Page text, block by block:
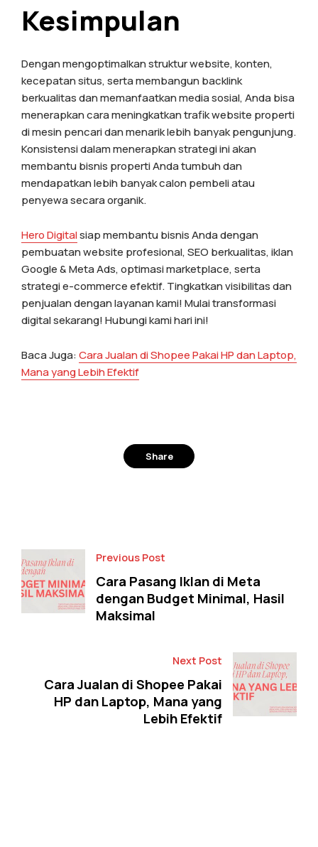
Kesimpulan
Dengan mengoptimalkan struktur website, konten,
kecepatan situs, serta membangun backlink
berkualitas dan memanfaatkan media sosial, Anda bisa
menerapkan cara meningkatkan trafik website properti
di mesin pencari dan menarik lebih banyak pengunjung.
Konsistensi dalam menerapkan strategi ini akan
membantu bisnis properti Anda tumbuh dan
mendapatkan lebih banyak calon pembeli atau
penyewa secara organik.
Hero Digitalsiap membantu bisnis Anda dengan
pembuatan website profesional, SEO berkualitas, iklan
Google & Meta Ads, optimasi marketplace, serta
strategi e-commerce efektif. Tingkatkan visibilitas dan
penjualan dengan layanan kami! Mulai transformasi
digital sekarang! Hubungi kami hari ini!
Baca Juga:Cara Jualan di Shopee Pakai HP dan Laptop,
Mana yang Lebih Efektif
Share
Previous Post
Cara Pasang Iklan di Meta
dengan Budget Minimal, Hasil
Maksimal
Next Post
Cara Jualan di Shopee Pakai
HP dan Laptop, Mana yang
Lebih Efektif